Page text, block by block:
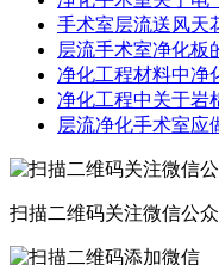
手术室层流送风天
层流手术室净化板
净化工程材料中净
净化工程中关于岩
层流净化手术室应
扫描二维码关注微信公